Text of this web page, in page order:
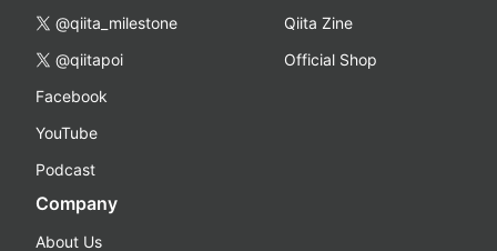
@qiita_milestone
@qiitapoi
Facebook
YouTube
Podcast
Qiita Zine
Official Shop
Company
About Us